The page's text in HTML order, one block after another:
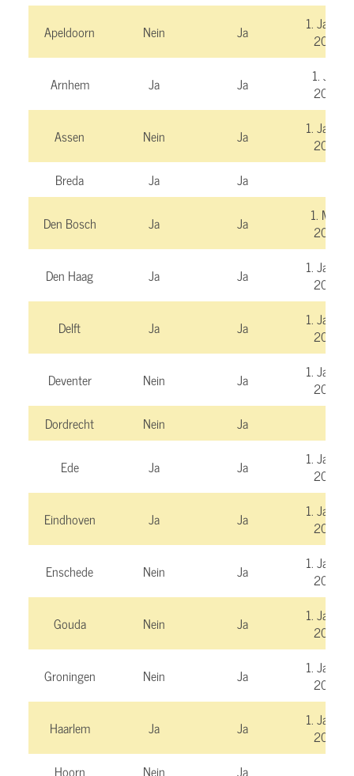
Apeldoorn Nein Ja
1. Januar
2025
Arnhem Ja Ja
1. Juni
2026
Assen Nein Ja
1. Januar
2025
Breda
Ja Ja
Den Bosch Ja Ja
1. März
2025
Den Haag Ja Ja
1. Januar
2025
Delft Ja Ja
1. Januar
2025
Deventer Nein Ja
1. Januar
2025
Dordrecht
Nein Ja
Ede Ja Ja
1. Januar
2026
Eindhoven Ja Ja
1. Januar
2025
Enschede Nein Ja
1. Januar
2025
Gouda Nein Ja
1. Januar
2025
Groningen Nein Ja
1. Januar
2025
Haarlem Ja Ja
1. Januar
2025
Hoorn
Nein Ja